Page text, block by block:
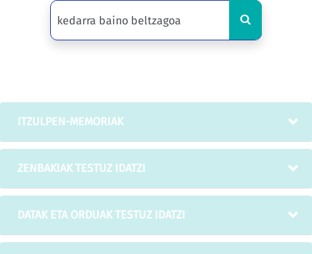
ITZULPEN-MEMORIAK
ZENBAKIAK TESTUZ IDATZI
DATAK ETA ORDUAK TESTUZ IDATZI